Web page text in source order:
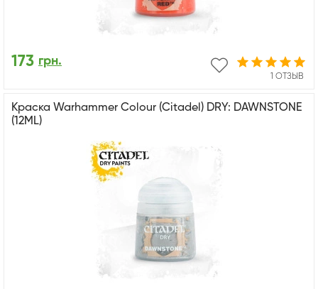
1 ОТЗЫВ
173 грн.
Краска Warhammer Colour (Citadel) DRY: DAWNSTONE
(12ML)